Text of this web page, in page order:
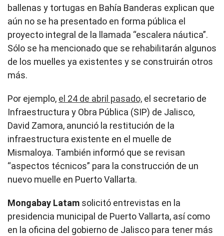
ballenas y tortugas en Bahía Banderas explican que
aún no se ha presentado en forma pública el
proyecto integral de la llamada “escalera náutica”.
Sólo se ha mencionado que se rehabilitarán algunos
de los muelles ya existentes y se construirán otros
más.
Por ejemplo, el 24 de abril pasado, el secretario de
Infraestructura y Obra Pública (SIP) de Jalisco,
David Zamora, anunció la restitución de la
infraestructura existente en el muelle de
Mismaloya. También informó que se revisan
“aspectos técnicos” para la construcción de un
nuevo muelle en Puerto Vallarta.
Mongabay Latam solicitó entrevistas en la
presidencia municipal de Puerto Vallarta, así como
en la oficina del gobierno de Jalisco para tener más